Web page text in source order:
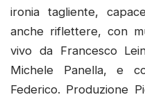
ironia tagliente,
anche riflettere, con
vivo da Francesco
Michele Panella, e
Federico. Produzione